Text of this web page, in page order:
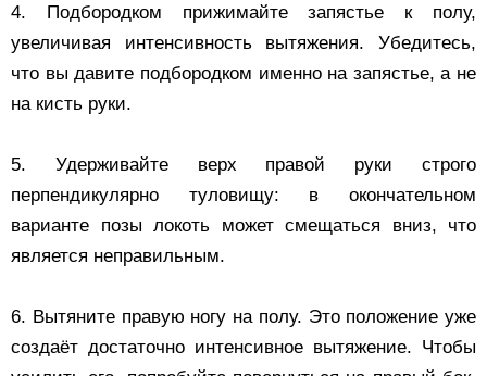
4. Подбородком прижимайте запястье к полу,
увеличивая интенсивность вытяжения. Убедитесь,
что вы давите подбородком именно на запястье, а не
на кисть руки.
5. Удерживайте верх правой руки строго
перпендикулярно туловищу: в окончательном
варианте позы локоть может смещаться вниз, что
является неправильным.
6. Вытяните правую ногу на полу. Это положение уже
создаёт достаточно интенсивное вытяжение. Чтобы